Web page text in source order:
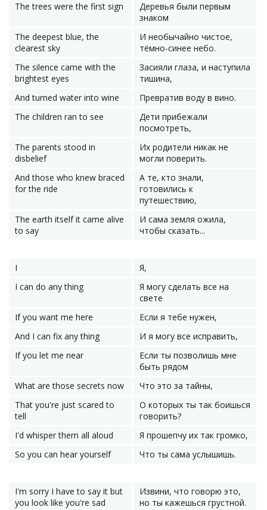
The trees were the first sign
Деревья были первым
знаком
The deepest blue, the
clearest sky
И необычайно чистое,
тёмно-синее небо.
The silence came with the
brightest eyes
Засияли глаза, и наступила
тишина,
And turned water into wine
Превратив воду в вино.
The children ran to see
Дети прибежали
посмотреть,
The parents stood in
disbelief
Их родители никак не
могли поверить.
And those who knew braced
for the ride
А те, кто знали,
готовились к
путешествию,
The earth itself it came alive
to say
И сама земля ожила,
чтобы сказать...
I
Я,
I can do any thing
Я могу сделать все на
свете
If you want me here
Если я тебе нужен,
And I can fix any thing
И я могу все исправить,
If you let me near
Если ты позволишь мне
быть рядом
What are those secrets now
Что это за тайны,
That you're just scared to
tell
О которых ты так боишься
говорить?
I'd whisper them all aloud
Я прошепчу их так громко,
So you can hear yourself
Что ты сама услышишь.
I'm sorry I have to say it but
you look like you're sad
Извини, что говорю это,
но ты кажешься грустной.